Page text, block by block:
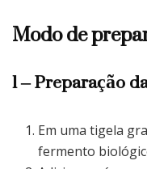
Modo de
1 – Preparação
Em uma tigela
fermento